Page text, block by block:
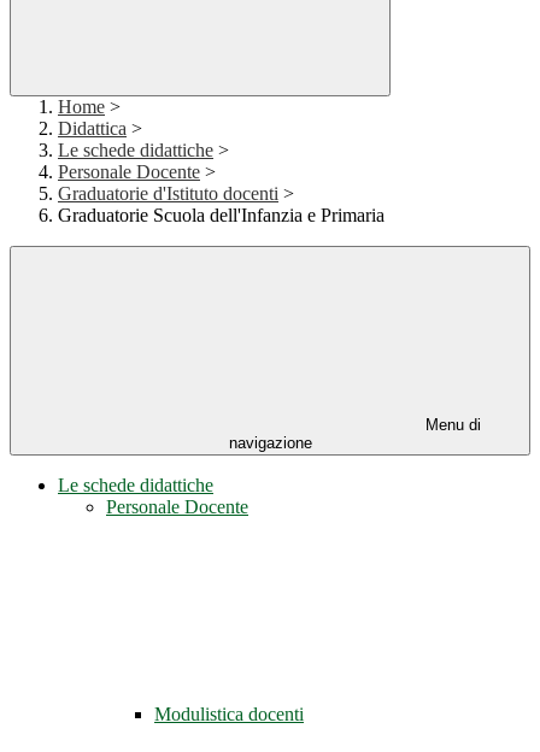
Home >
Didattica >
Le schede didattiche >
Personale Docente >
Graduatorie d'Istituto docenti >
Graduatorie Scuola dell'Infanzia e Primaria
Menu di
navigazione
Le schede didattiche
Personale Docente
Modulistica docenti